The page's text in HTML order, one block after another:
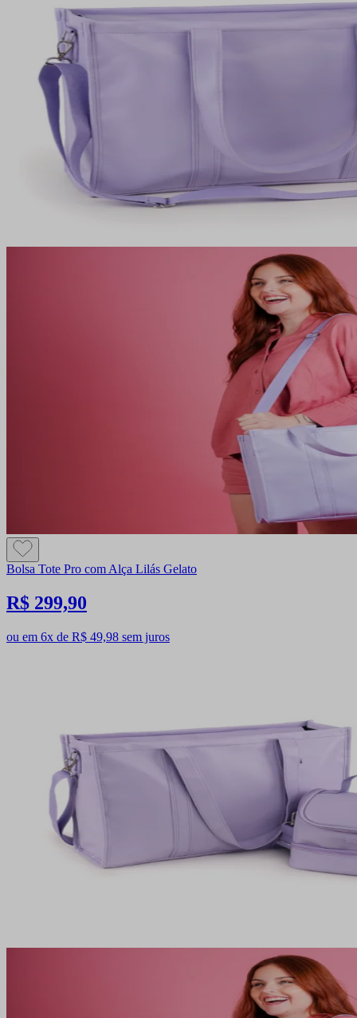
Bolsa Tote Pro com Alça Lilás Gelato
R$ 299,90
ou em 6x de R$ 49,98 sem juros